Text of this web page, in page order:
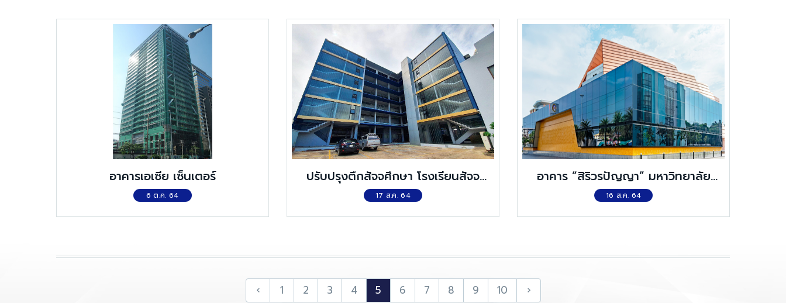
อาคารเอเซีย เซ็นเตอร์
6 ต.ค. 64
ปรับปรุงตึกสัจจศึกษา โรงเรียนสัจจ
พิทยา
17 ส.ค. 64
อาคาร “สิริวรปัญญา” มหาวิทยาลัย
ราชภัฏนครปฐม
16 ส.ค. 64
‹ 1 2 3 4 5 6 7 8 9 10 ›